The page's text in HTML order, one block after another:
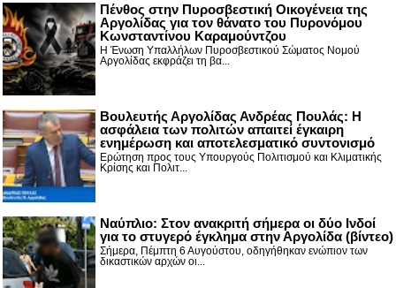
Πένθος στην Πυροσβεστική Οικογένεια της
Αργολίδας για τον θάνατο του Πυρονόμου
Κωνσταντίνου Καραμούντζου
Η Ένωση Υπαλλήλων Πυροσβεστικού Σώματος Νομού
Αργολίδας εκφράζει τη βα...
Βουλευτής Αργολίδας Ανδρέας Πουλάς: Η
ασφάλεια των πολιτών απαιτεί έγκαιρη
ενημέρωση και αποτελεσματικό συντονισμό
Ερώτηση προς τους Υπουργούς Πολιτισμού και Κλιματικής
Κρίσης και Πολιτ...
Nαύπλιο: Στον ανακριτή σήμερα οι δύο Ινδοί
για το στυγερό έγκλημα στην Αργολίδα (βίντεο)
Σήμερα, Πέμπτη 6 Αυγούστου, οδηγήθηκαν ενώπιον των
δικαστικών αρχών οι...